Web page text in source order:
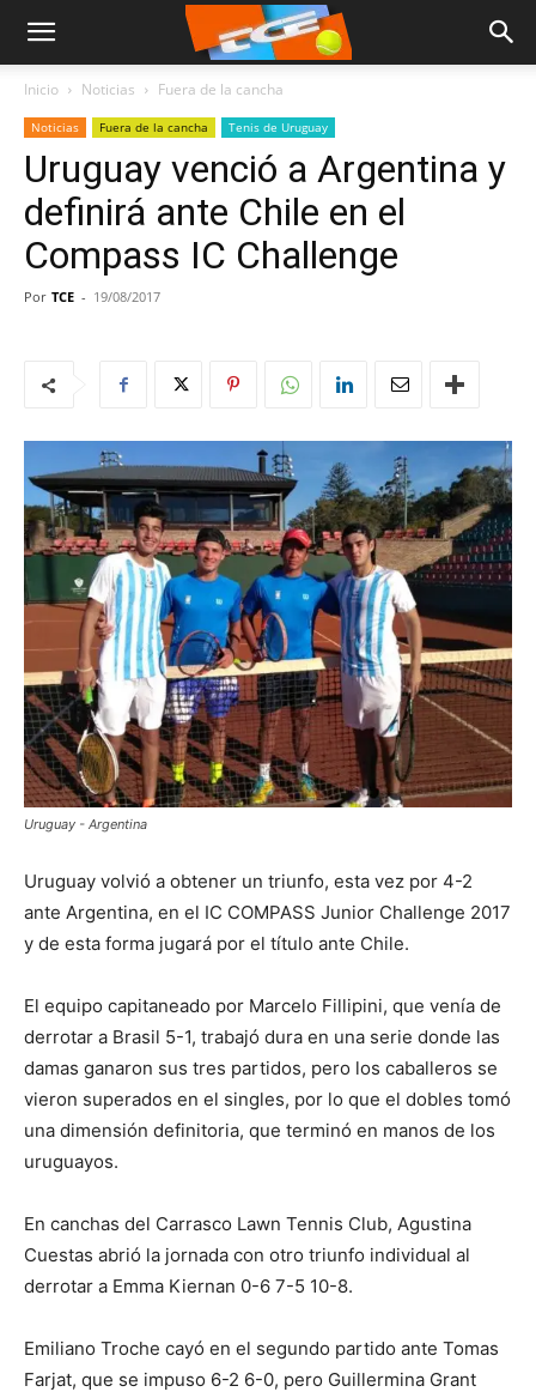
Inicio Noticias Fuera de la cancha
Noticias Fuera de la cancha Tenis de Uruguay
Uruguay venció a Argentina y
definirá ante Chile en el
Compass IC Challenge
Por TCE - 19/08/2017
Uruguay - Argentina
Uruguay volvió a obtener un triunfo, esta vez por 4-2
ante Argentina, en el IC COMPASS Junior Challenge 2017
y de esta forma jugará por el título ante Chile.
El equipo capitaneado por Marcelo Fillipini, que venía de
derrotar a Brasil 5-1, trabajó dura en una serie donde las
damas ganaron sus tres partidos, pero los caballeros se
vieron superados en el singles, por lo que el dobles tomó
una dimensión definitoria, que terminó en manos de los
uruguayos.
En canchas del Carrasco Lawn Tennis Club, Agustina
Cuestas abrió la jornada con otro triunfo individual al
derrotar a Emma Kiernan 0-6 7-5 10-8.
Emiliano Troche cayó en el segundo partido ante Tomas
Farjat, que se impuso 6-2 6-0, pero Guillermina Grant